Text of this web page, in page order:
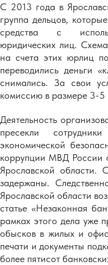
С 2013 года в
группа дельцов,
средства с
юридических лиц.
на счета этих юрлиц
переводились деньги
снимались. За свои
комиссию в размере 3-5
Деятельность
пресекли
экономической
коррупции МВД России
Ярославской области.
задержаны.
Ярославской области
статье «Незаконная
рамках этого дела уже
обысков в жилых и
печати и документы
более пятисот